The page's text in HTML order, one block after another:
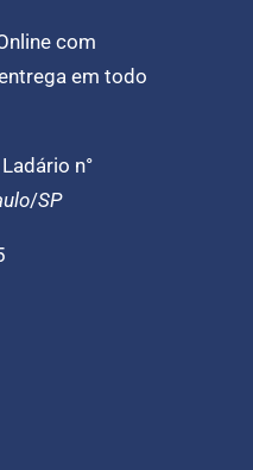
com
em todo
n°
/SP